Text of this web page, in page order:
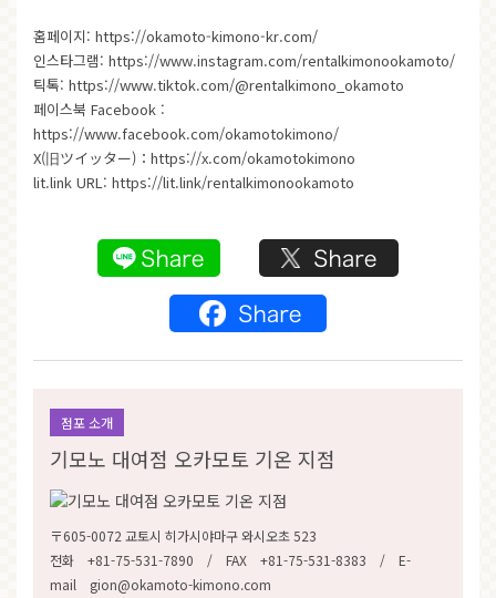
홈페이지: https://okamoto-kimono-kr.com/
인스타그램: https://www.instagram.com/rentalkimonookamoto/
틱톡: https://www.tiktok.com/@rentalkimono_okamoto
페이스북 Facebook :
https://www.facebook.com/okamotokimono/
X(旧ツイッター)： https://x.com/okamotokimono
lit.link URL: https://lit.link/rentalkimonookamoto
점포 소개
기모노 대여점 오카모토 기온 지점
〒605-0072 교토시 히가시야마구 와시오초 523
전화 +81-75-531-7890 / FAX +81-75-531-8383 / E-
mail gion@okamoto-kimono.com